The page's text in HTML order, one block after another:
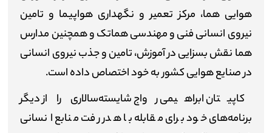
هوایی هما، مرکز تعمیر و نگهداری هواپیما و تامین
نیروی انسانی فنی و مهندسی هماتک و همچنین مدارس
هما نقش بسزایی در آموزش، تامین و جذب نیروی انسانی
در صنایع هوایی کشور به خود اختصاص داده است.
کاپیتان ابراهیمی رواج شایسته‌سالاری را از دیگر
برنامه‌های خود برای مقابله با هدر رفت منابع انسانی